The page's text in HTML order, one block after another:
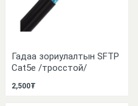
Гадаа зориулалтын SFTP
Cat5e /тросстой/
2,500₮